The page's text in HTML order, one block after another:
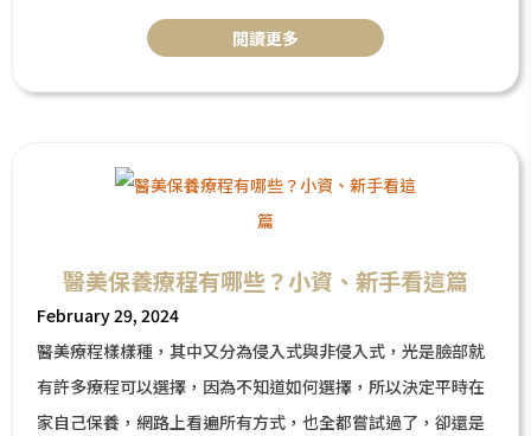
下垂的狀況，想要美美的迎接夏天，大方地穿上比基尼到海邊
玩水嗎？本篇將針對「馬鞍肉」的消除法來做整理與介紹，正
閲讀更多
醫美保養療程有哪些？小資、新手看這篇
February 29, 2024
醫美療程樣樣種，其中又分為侵入式與非侵入式，光是臉部就
有許多療程可以選擇，因為不知道如何選擇，所以決定平時在
家自己保養，網路上看遍所有方式，也全都嘗試過了，卻還是